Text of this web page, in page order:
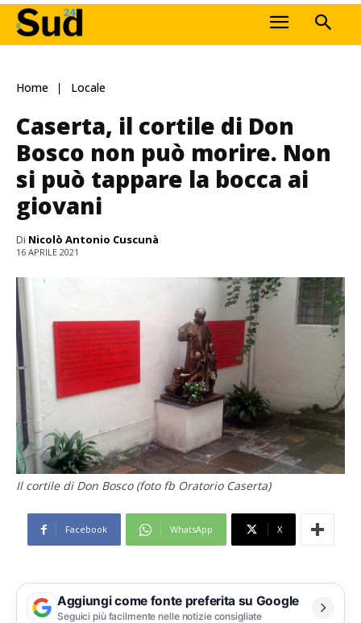
Home Locale
Caserta, il cortile di Don
Bosco non può morire. Non
si può tappare la bocca ai
giovani
Di Nicolò Antonio Cuscunà
16 APRILE 2021
Il cortile di Don Bosco (foto fb Oratorio Caserta)
Facebook WhatsApp X
Aggiungi come fonte preferita su Google
Seguici più facilmente nelle notizie consigliate